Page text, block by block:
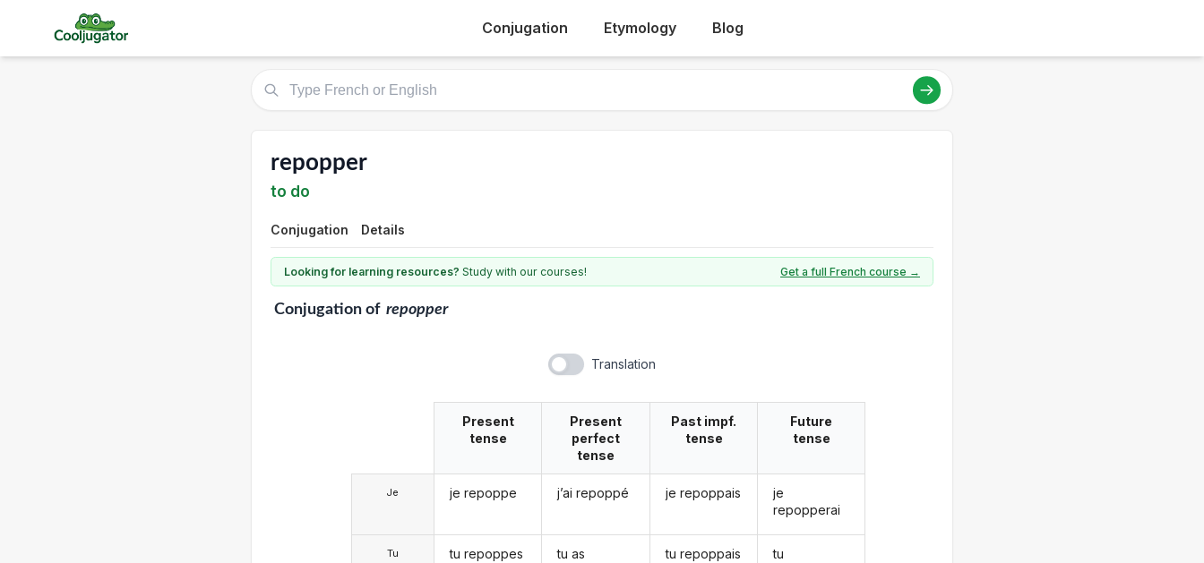
Conjugation Etymology Blog
repopper
to do
Conjugation Details
Looking for learning resources? Study with our courses! Get a full French course →
Conjugationof repopper
Translation
Je
Tu
Present
tense
je repoppe
tu repoppes
Present
perfect
tense
j’ai repoppé
tu as
Past impf.
tense
je repoppais
tu repoppais
Future
tense
je
repopperai
tu